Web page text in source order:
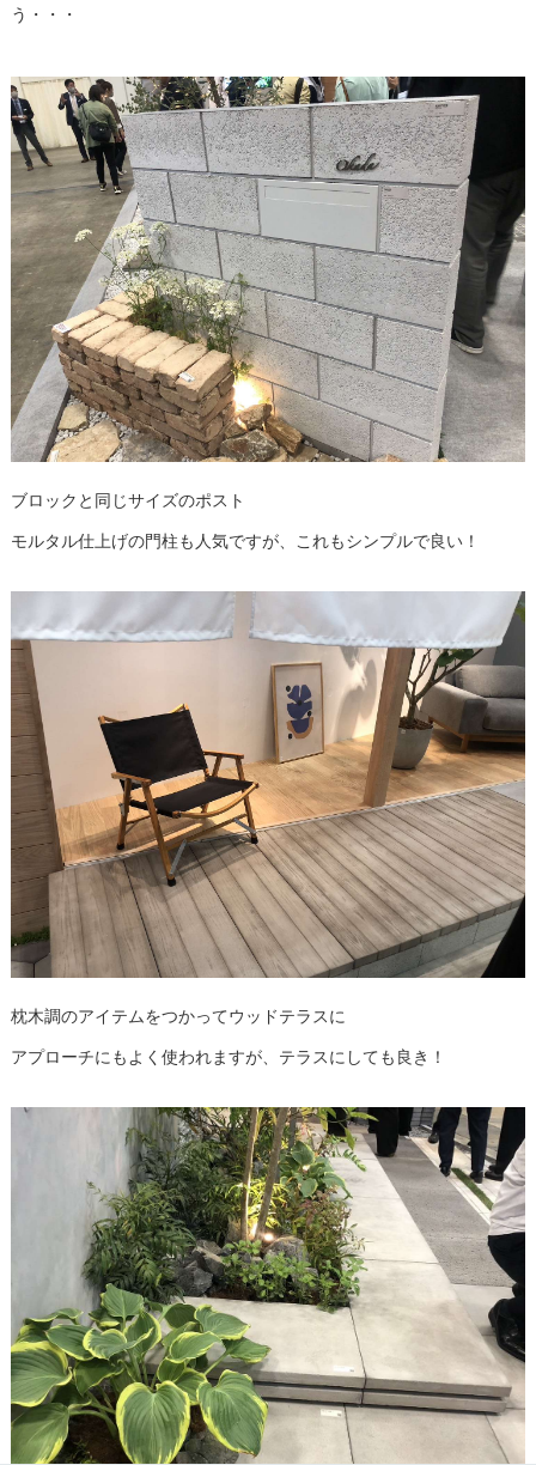
う・・・
ブロックと同じサイズのポスト
モルタル仕上げの門柱も人気ですが、これもシンプルで良い！
枕木調のアイテムをつかってウッドテラスに
アプローチにもよく使われますが、テラスにしても良き！